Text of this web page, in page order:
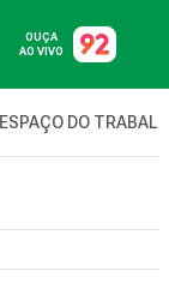
OUÇA
AO VIVO
ESPAÇO DO